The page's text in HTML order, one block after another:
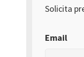
Solicita
Email